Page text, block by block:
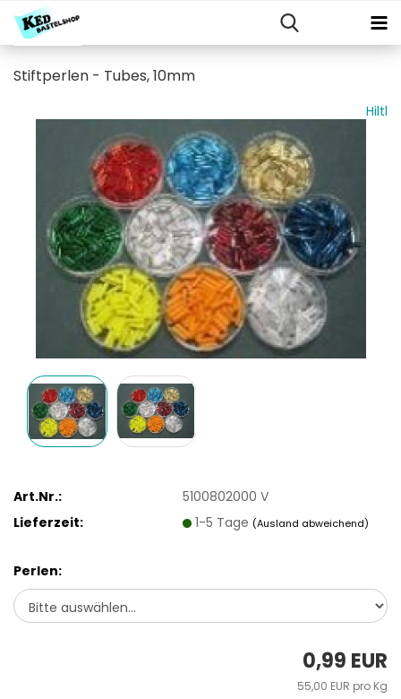
Stiftperlen - Tubes, 10mm
Hiltl
Art.Nr.:
5100802000 V
Lieferzeit:
1-5 Tage (Ausland abweichend)
Perlen:
0,99 EUR
55,00 EUR pro Kg